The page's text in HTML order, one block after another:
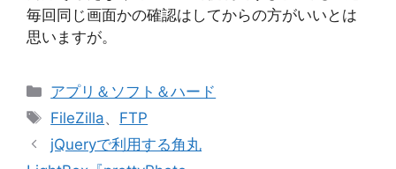
毎回同じ画面かの確認はしてからの方がいいとは
思いますが。
カ
テ
リ
アプリ＆ソフト＆ハード
タ
グ
FileZilla、 FTP
jQueryで利用する角丸